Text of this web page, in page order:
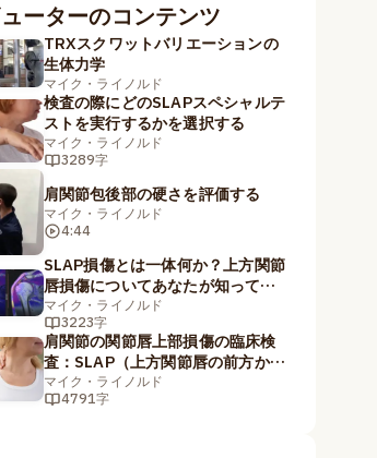
ーターのコンテンツ
TRXスクワットバリエーションの
生体力学
マイク・ライノルド
検査の際にどのSLAPスペシャルテ
ストを実行するかを選択する
マイク・ライノルド
3289字
肩関節包後部の硬さを評価する
マイク・ライノルド
4:44
SLAP損傷とは一体何か？上方関節
唇損傷についてあなたが知ってお
くべきことトップ5
マイク・ライノルド
3223字
肩関節の関節唇上部損傷の臨床検
査：SLAP（上方関節唇の前方から
後方にかけての）損傷に特化した
最適なテストは何か？
マイク・ライノルド
4791字